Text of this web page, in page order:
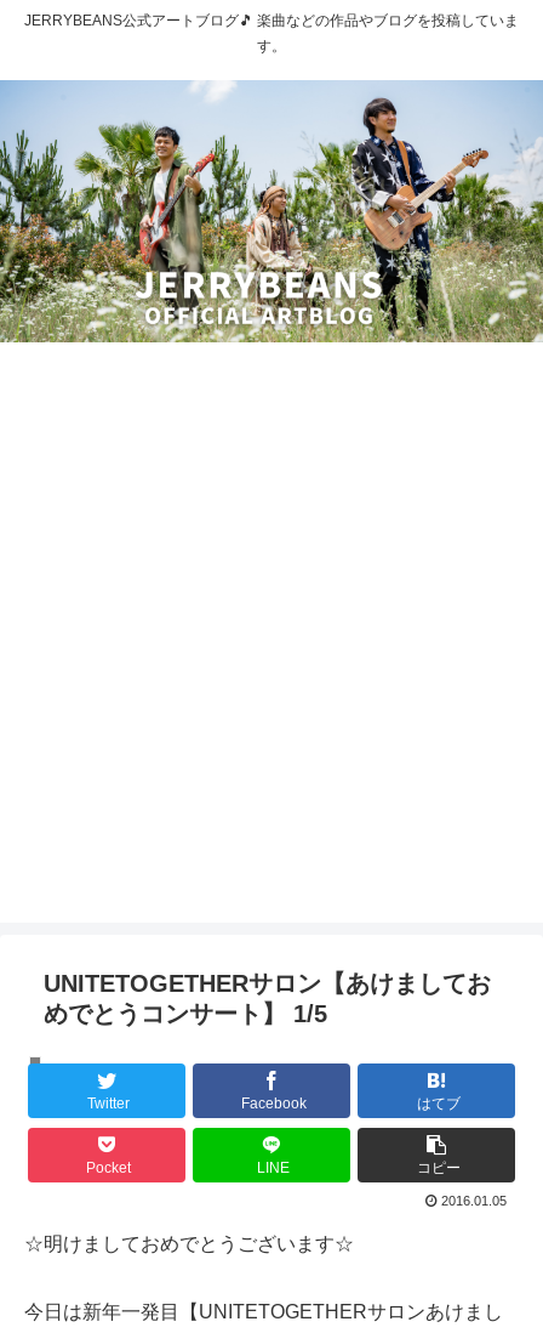
JERRYBEANS公式アートブログ🎵 楽曲などの作品やブログを投稿していま
す。
UNITETOGETHERサロン【あけましてお
めでとうコンサート】 1/5
Twitter Facebook はてブ
Pocket LINE コピー
2016.01.05
☆明けましておめでとうございます☆
今日は新年一発目【UNITETOGETHERサロンあけまし